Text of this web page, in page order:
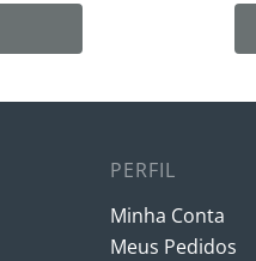
PERFIL
Minha Conta
Meus Pedidos